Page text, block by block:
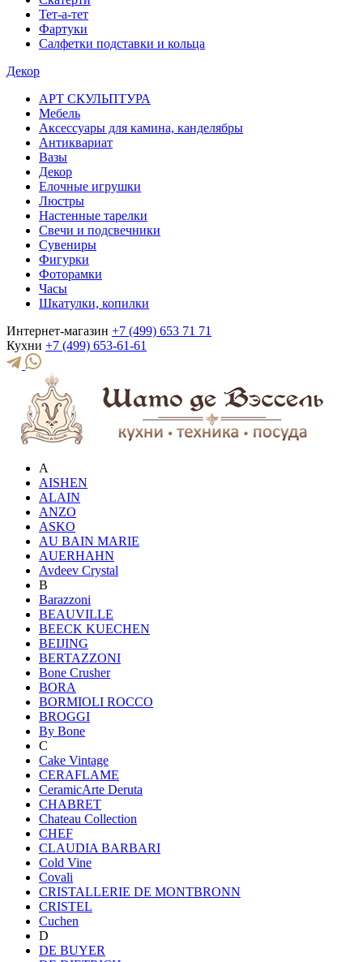
Тет-а-тет
Фартуки
Салфетки подставки и кольца
Декор
АРТ СКУЛЬПТУРА
Мебель
Аксессуары для камина, канделябры
Антиквариат
Вазы
Декор
Елочные игрушки
Люстры
Настенные тарелки
Свечи и подсвечники
Сувениры
Фигурки
Фоторамки
Часы
Шкатулки, копилки
Интернет-магазин +7 (499) 653 71 71
Кухни +7 (499) 653-61-61
A
AISHEN
ALAIN
ANZO
ASKO
AU BAIN MARIE
AUERHAHN
Avdeev Crystal
B
Barazzoni
BEAUVILLE
BEECK KUECHEN
BEIJING
BERTAZZONI
Bone Crusher
BORA
BORMIOLI ROCCO
BROGGI
By Bone
C
Cake Vintage
CERAFLAME
CeramicArte Deruta
CHABRET
Chateau Collection
CHEF
CLAUDIA BARBARI
Cold Vine
Covali
CRISTALLERIE DE MONTBRONN
CRISTEL
Cuchen
D
DE BUYER